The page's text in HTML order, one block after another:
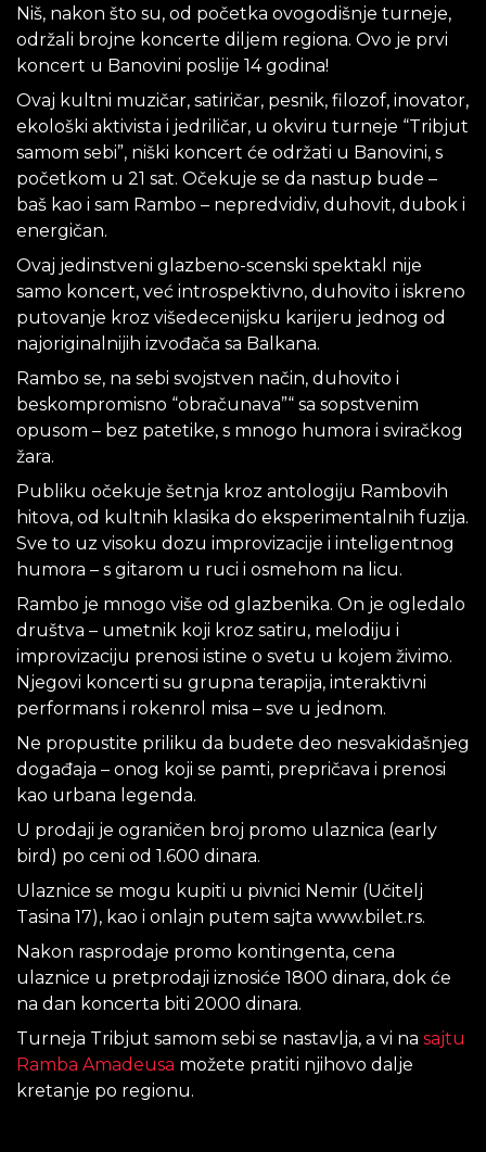
Niš, nakon što su, od početka ovogodišnje turneje,
održali brojne koncerte diljem regiona. Ovo je prvi
koncert u Banovini poslije 14 godina!
Ovaj kultni muzičar, satiričar, pesnik, filozof, inovator,
ekološki aktivista i jedriličar, u okviru turneje “Tribjut
samom sebi”, niški koncert će održati u Banovini, s
početkom u 21 sat. Očekuje se da nastup bude –
baš kao i sam Rambo – nepredvidiv, duhovit, dubok i
energičan.
Ovaj jedinstveni glazbeno-scenski spektakl nije
samo koncert, već introspektivno, duhovito i iskreno
putovanje kroz višedecenijsku karijeru jednog od
najoriginalnijih izvođača sa Balkana.
Rambo se, na sebi svojstven način, duhovito i
beskompromisno “obračunava”“ sa sopstvenim
opusom – bez patetike, s mnogo humora i sviračkog
žara.
Publiku očekuje šetnja kroz antologiju Rambovih
hitova, od kultnih klasika do eksperimentalnih fuzija.
Sve to uz visoku dozu improvizacije i inteligentnog
humora – s gitarom u ruci i osmehom na licu.
Rambo je mnogo više od glazbenika. On je ogledalo
društva – umetnik koji kroz satiru, melodiju i
improvizaciju prenosi istine o svetu u kojem živimo.
Njegovi koncerti su grupna terapija, interaktivni
performans i rokenrol misa – sve u jednom.
Ne propustite priliku da budete deo nesvakidašnjeg
događaja – onog koji se pamti, prepričava i prenosi
kao urbana legenda.
U prodaji je ograničen broj promo ulaznica (early
bird) po ceni od 1.600 dinara.
Ulaznice se mogu kupiti u pivnici Nemir (Učitelj
Tasina 17), kao i onlajn putem sajta www.bilet.rs.
Nakon rasprodaje promo kontingenta, cena
ulaznice u pretprodaji iznosiće 1800 dinara, dok će
na dan koncerta biti 2000 dinara.
Turneja Tribjut samom sebi se nastavlja, a vi na sajtu
Ramba Amadeusa možete pratiti njihovo dalje
kretanje po regionu.